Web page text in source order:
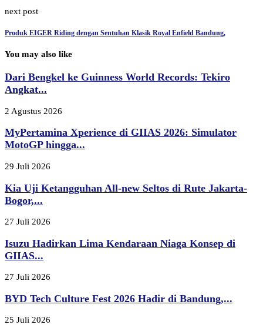
next post
Produk EIGER Riding dengan Sentuhan Klasik Royal Enfield Bandung,
You may also like
Dari Bengkel ke Guinness World Records: Tekiro
Angkat...
2 Agustus 2026
MyPertamina Xperience di GIIAS 2026: Simulator
MotoGP hingga...
29 Juli 2026
Kia Uji Ketangguhan All-new Seltos di Rute Jakarta-
Bogor,...
27 Juli 2026
Isuzu Hadirkan Lima Kendaraan Niaga Konsep di
GIIAS...
27 Juli 2026
BYD Tech Culture Fest 2026 Hadir di Bandung,...
25 Juli 2026